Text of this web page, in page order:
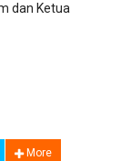
dan Ketua
More